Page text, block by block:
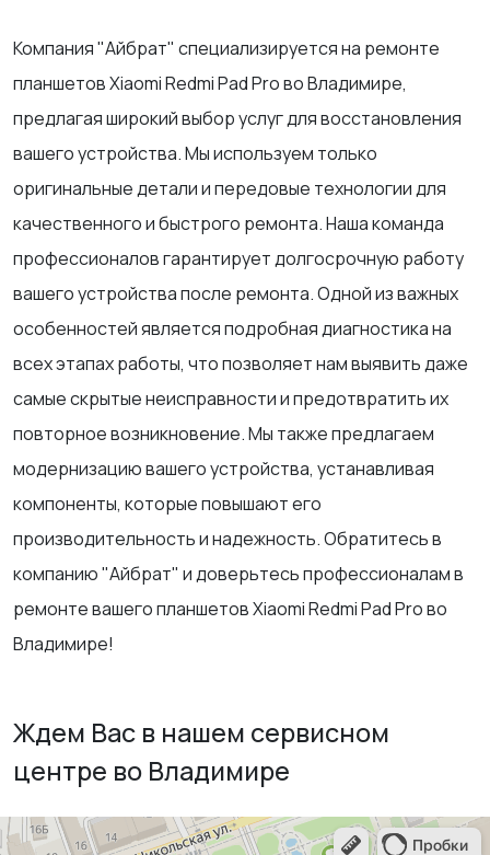
Компания "Айбрат" специализируется на ремонте
планшетов Xiaomi Redmi Pad Pro во Владимире,
предлагая широкий выбор услуг для восстановления
вашего устройства. Мы используем только
оригинальные детали и передовые технологии для
качественного и быстрого ремонта. Наша команда
профессионалов гарантирует долгосрочную работу
вашего устройства после ремонта. Одной из важных
особенностей является подробная диагностика на
всех этапах работы, что позволяет нам выявить даже
самые скрытые неисправности и предотвратить их
повторное возникновение. Мы также предлагаем
модернизацию вашего устройства, устанавливая
компоненты, которые повышают его
производительность и надежность. Обратитесь в
компанию "Айбрат" и доверьтесь профессионалам в
ремонте вашего планшетов Xiaomi Redmi Pad Pro во
Владимире!
Ждем Вас в нашем сервисном
центре во Владимире